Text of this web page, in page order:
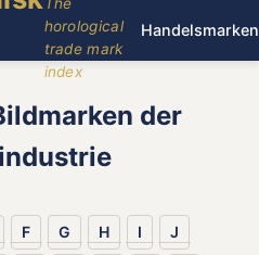
horological
trade mark
index
Handelsmarken
der
F G H I J